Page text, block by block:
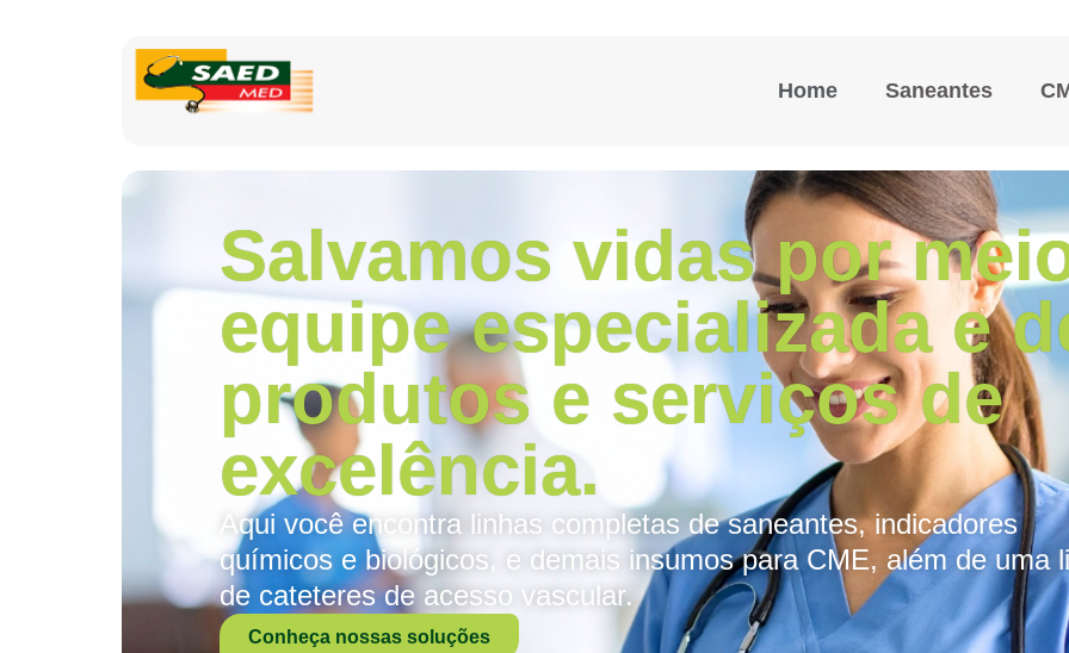
Home Saneantes
Salvamos vidas por
equipe especializada e
produtos e serviços de
excelência.
Aqui você encontra linhas completas de saneantes, indicadores
químicos e biológicos, e demais insumos para CME, além de uma
de cateteres de acesso vascular.
Conheça nossas soluções